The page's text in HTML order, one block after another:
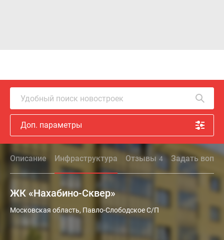
Удобный поиск новостроек
Доп. параметры
Описание Инфраструктура Отзывы 4 Задать
ЖК «Нахабино-Сквер»
Московская область, Павло-Слободское С/П